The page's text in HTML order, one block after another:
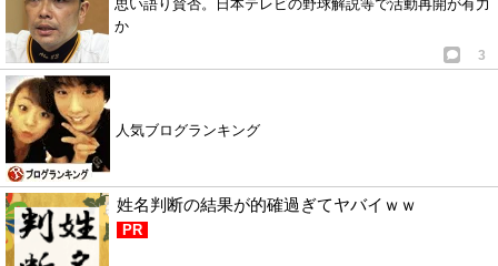
思い語り賛否。日本テレビの野球解説等で活動再開が有力
か
3
人気ブログランキング
姓名判断の結果が的確過ぎてヤバイｗｗ
PR